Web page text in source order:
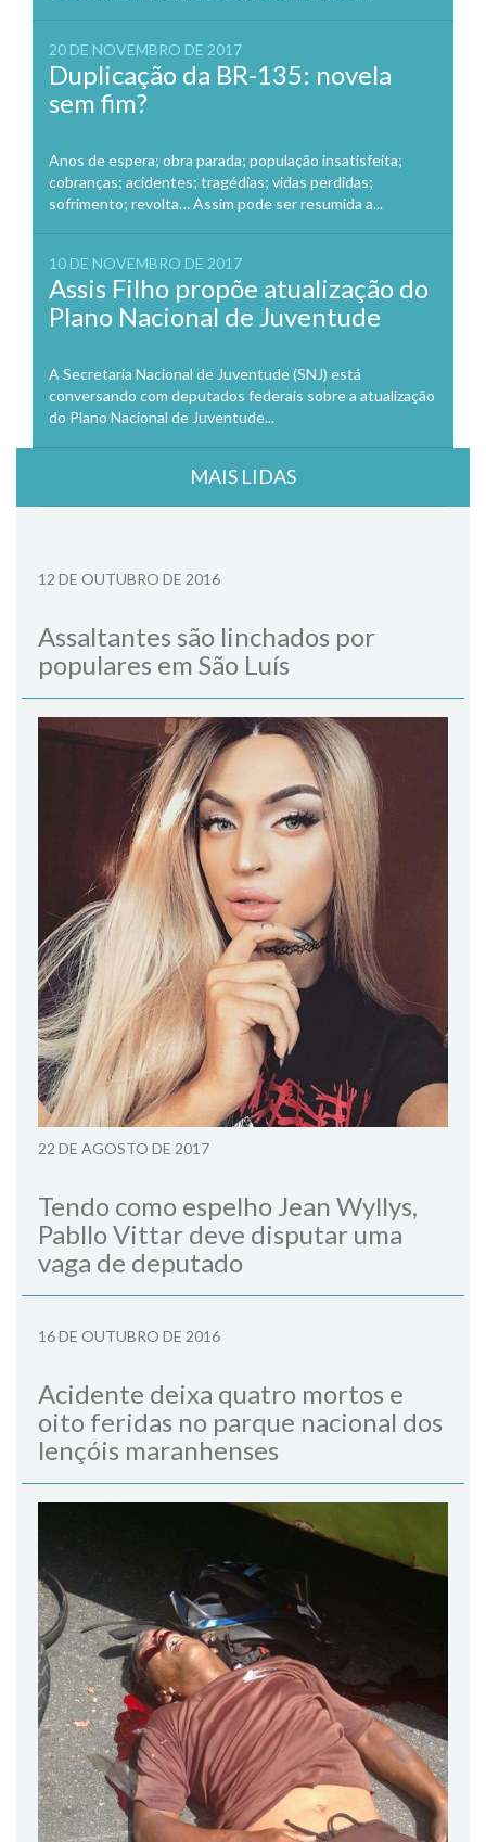
20 DE NOVEMBRO DE 2017
Duplicação da BR-135: novela
sem fim?
Anos de espera; obra parada; população insatisfeita;
cobranças; acidentes; tragédias; vidas perdidas;
sofrimento; revolta… Assim pode ser resumida a...
10 DE NOVEMBRO DE 2017
Assis Filho propõe atualização do
Plano Nacional de Juventude
A Secretaria Nacional de Juventude (SNJ) está
conversando com deputados federais sobre a atualização
do Plano Nacional de Juventude...
MAIS LIDAS
12 DE OUTUBRO DE 2016
Assaltantes são linchados por
populares em São Luís
22 DE AGOSTO DE 2017
Tendo como espelho Jean Wyllys,
Pabllo Vittar deve disputar uma
vaga de deputado
16 DE OUTUBRO DE 2016
Acidente deixa quatro mortos e
oito feridas no parque nacional dos
lençóis maranhenses